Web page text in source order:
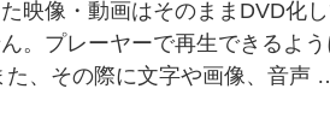
映像・動画はそのままDVD化
。プレーヤーで再生できるよ
、その際に文字や画像、音声